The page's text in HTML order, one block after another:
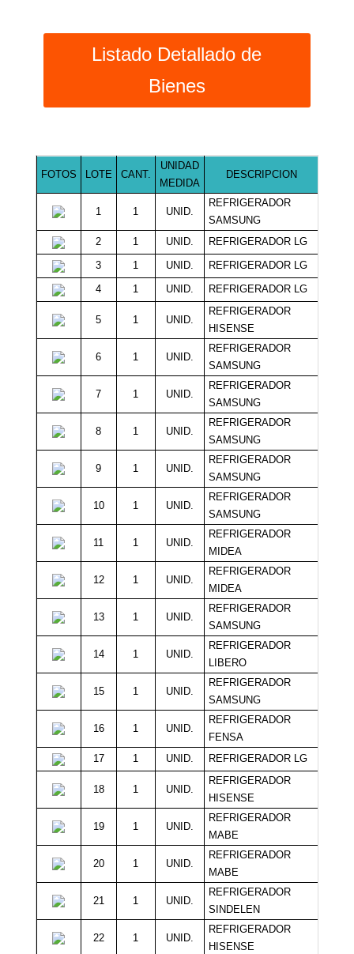
Listado Detallado de
Bienes
FOTOS LOTE CANT.
UNIDAD
MEDIDA
DESCRIPCION
1 1 UNID.
REFRIGERADOR
SAMSUNG
2 1 UNID. REFRIGERADOR LG
3
1 UNID. REFRIGERADOR LG
4
1 UNID. REFRIGERADOR LG
5 1 UNID.
REFRIGERADOR
HISENSE
6 1 UNID.
REFRIGERADOR
SAMSUNG
7 1 UNID.
REFRIGERADOR
SAMSUNG
8 1 UNID.
REFRIGERADOR
SAMSUNG
9 1 UNID.
REFRIGERADOR
SAMSUNG
10 1 UNID.
REFRIGERADOR
SAMSUNG
11 1 UNID.
REFRIGERADOR
MIDEA
12 1 UNID.
REFRIGERADOR
MIDEA
13 1 UNID.
REFRIGERADOR
SAMSUNG
14 1 UNID.
REFRIGERADOR
LIBERO
15 1 UNID.
REFRIGERADOR
SAMSUNG
16 1 UNID.
REFRIGERADOR
FENSA
17 1 UNID. REFRIGERADOR LG
18 1 UNID.
REFRIGERADOR
HISENSE
19 1 UNID.
REFRIGERADOR
MABE
20 1 UNID.
REFRIGERADOR
MABE
21 1 UNID.
REFRIGERADOR
SINDELEN
22 1 UNID.
REFRIGERADOR
HISENSE